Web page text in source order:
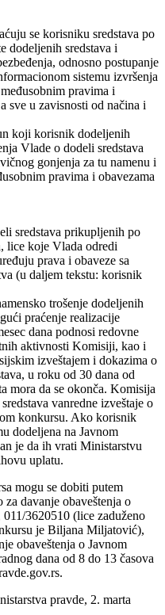
se korisniku sredstava po
dodeljenih sredstava i
odnosno postupanje
sistemu izvršenja
pravima i
sve u zavisnosti od načina i
koji korisnik dodeljenih
Vlade o dodeli sredstava
gonjenja za tu namenu i
pravima i obavezama
sredstava prikupljenih po
lice koje Vlada odredi
prava i obaveze sa
(u daljem tekstu: korisnik
trošenje dodeljenih
praćenje realizacije
dana podnosi redovne
aktivnosti Komisiji, kao i
izveštajem i dokazima o
u roku od 30 dana od
mora da se okonča. Komisija
vanredne izveštaje o
konkursu. Ako korisnik
dodeljena na Javnom
je da ih vrati Ministarstvu
uplatu.
mogu se dobiti putem
davanje obaveštenja o
3620510 (lice zaduženo
je Biljana Miljatović),
obaveštenja o Javnom
dana od 8 do 13 časova
pravde, 2. marta